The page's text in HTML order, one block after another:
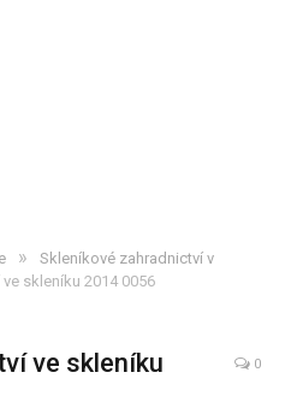
»
Skleníkové zahradnictví v
skleníku 2014 0056
ve skleníku
0